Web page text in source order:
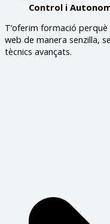
Control i
T’oferim formació
web de manera senzilla,
tècnics avançats.